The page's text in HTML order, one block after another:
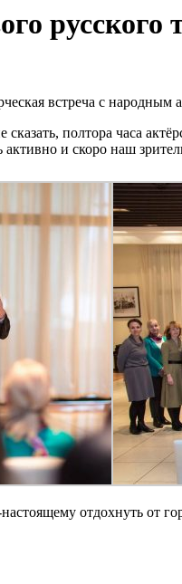
встреча с
полтора часа
активно и скоро наш
отдохнуть от